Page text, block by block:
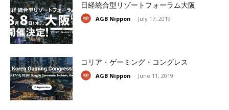
日経統合型リゾートフォーラム大阪
AGB Nippon - July 17, 2019
コリア・ゲーミング・コングレス
AGB Nippon - June 11, 2019